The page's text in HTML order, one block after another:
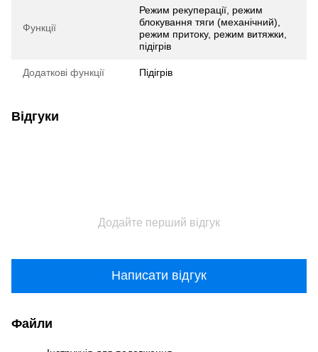
Функції
Режим рекуперації, режим
блокування тяги (механічний),
режим притоку, режим витяжки,
підігрів
Додаткові функції Підігрів
Відгуки
Додайте перший відгук
Написати відгук
Файли